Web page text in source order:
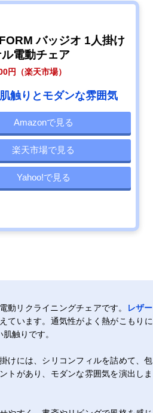
バッジオ 1人掛け
電動チェア
円（楽天市場）
触りとモダンな雰囲気
Amazonで見る
楽天市場で見る
Yahoo!で見る
動リクライニングチェアです。
レザー
ています。通気性がよく熱がこもりに
触りです。
けには、シリコンフィルを詰めて、包
トがあり、モダンな雰囲気を演出しま